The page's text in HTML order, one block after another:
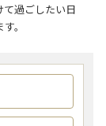
過ごしたい日
。